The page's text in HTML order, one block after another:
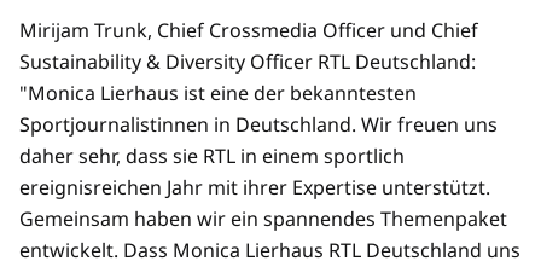
Mirijam Trunk, Chief Crossmedia Officer und Chief
Sustainability & Diversity Officer RTL Deutschland:
"Monica Lierhaus ist eine der bekanntesten
Sportjournalistinnen in Deutschland. Wir freuen uns
daher sehr, dass sie RTL in einem sportlich
ereignisreichen Jahr mit ihrer Expertise unterstützt.
Gemeinsam haben wir ein spannendes Themenpaket
entwickelt. Dass Monica Lierhaus RTL Deutschland uns